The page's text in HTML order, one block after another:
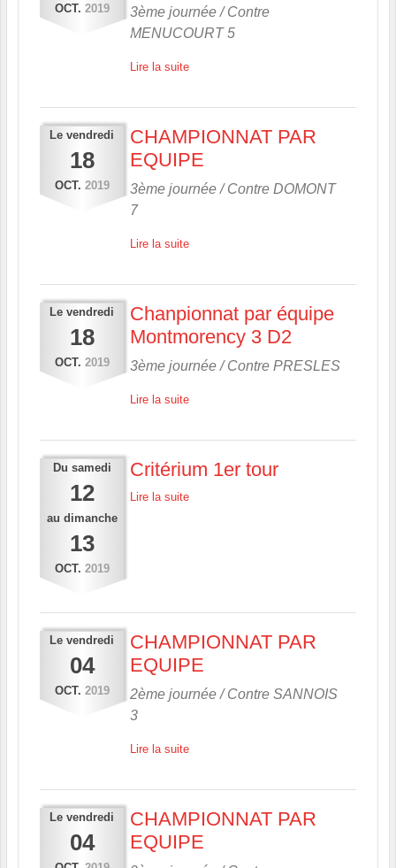
OCT. 2019
3ème journée / Contre
MENUCOURT 5
Lire la suite
Le vendredi
18
OCT. 2019
CHAMPIONNAT PAR
EQUIPE
3ème journée / Contre DOMONT
7
Lire la suite
Le vendredi
18
OCT. 2019
Chanpionnat par équipe
Montmorency 3 D2
3ème journée / Contre PRESLES
Lire la suite
Du samedi
12
au dimanche
13
OCT. 2019
Critérium 1er tour
Lire la suite
Le vendredi
04
OCT. 2019
CHAMPIONNAT PAR
EQUIPE
2ème journée / Contre SANNOIS
3
Lire la suite
Le vendredi
04
CHAMPIONNAT PAR
EQUIPE